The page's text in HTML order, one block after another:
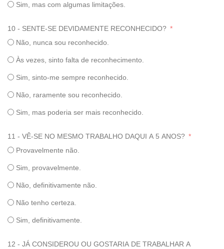
Sim, mas com algumas limitações.
10 - SENTE-SE DEVIDAMENTE RECONHECIDO?
Não, nunca sou reconhecido.
Às vezes, sinto falta de reconhecimento.
Sim, sinto-me sempre reconhecido.
Não, raramente sou reconhecido.
Sim, mas poderia ser mais reconhecido.
11 - VÊ-SE NO MESMO TRABALHO DAQUI A 5 ANOS?
Provavelmente não.
Sim, provavelmente.
Não, definitivamente não.
Não tenho certeza.
Sim, definitivamente.
12 - JÁ CONSIDEROU OU GOSTARIA DE TRABALHAR A